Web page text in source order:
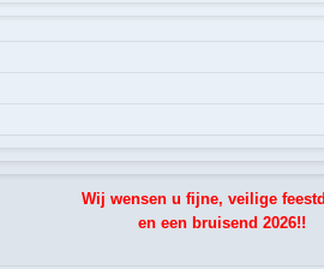
Wij wensen u fijne, veilige
en een bruisend 2026!!